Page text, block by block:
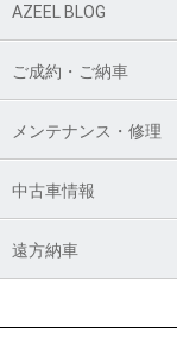
AZEEL BLOG
ご成約・ご納車
メンテナンス・修理
中古車情報
遠方納車